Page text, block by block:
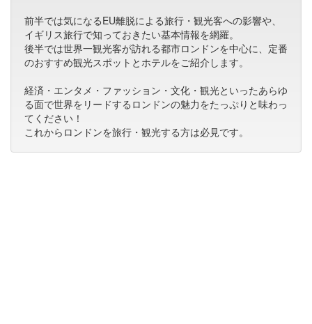
前半では気になるEU離脱による旅行・観光客への影響や、
イギリス旅行で知っておきたい基本情報を網羅。
後半では世界一観光客が訪れる都市ロンドンを中心に、定番
のおすすめ観光スポットとホテルをご紹介します。
経済・エンタメ・ファッション・文化・観光といったあらゆ
る面で世界をリードするロンドンの魅力をたっぷりと味わっ
てください！
これからロンドンを旅行・観光する方は必見です。